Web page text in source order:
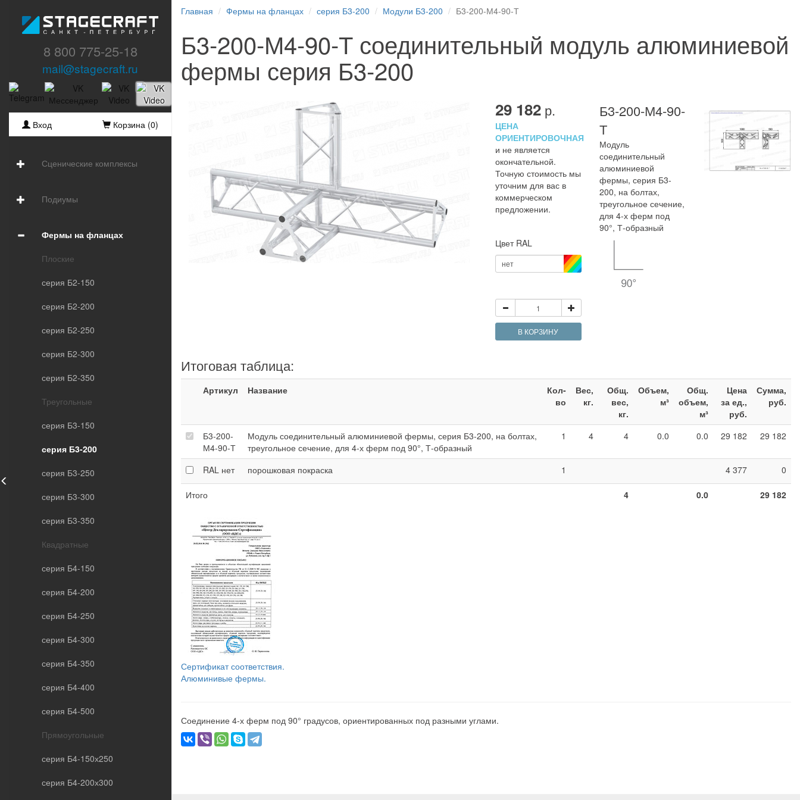
8 800 775-25-18
mail@stagecraft.ru
Вход Корзина (0)
Сценические комплексы
Подиумы
Фермы на фланцах
Плоские
серия Б2-150
серия Б2-200
серия Б2-250
серия Б2-300
серия Б2-350
Треугольные
серия Б3-150
серия Б3-200
серия Б3-250
серия Б3-300
серия Б3-350
Квадратные
серия Б4-150
серия Б4-200
серия Б4-250
серия Б4-300
серия Б4-350
серия Б4-400
серия Б4-500
Прямоугольные
серия Б4-150х250
серия Б4-200х300
Главная Фермы на фланцах серия Б3-200 Модули Б3-200 Б3-200-М4-90-Т
Б3-200-М4-90-Т соединительный модуль алюминиевой
фермы серия Б3-200
29 182 р.
ЦЕНА
ОРИЕНТИРОВОЧНАЯ
и не является
окончательной.
Точную стоимость мы
уточним для вас в
коммерческом
предложении.
Цвет RAL
нет
Б3-200-М4-90-
Т
Модуль
соединительный
алюминиевой
фермы, серия Б3-
200, на болтах,
треугольное сечение,
для 4-х ферм под
90°, Т-образный
В КОРЗИНУ
Итоговая таблица:
Артикул Название
Кол-
во
Вес,
кг.
Общ.
вес,
кг.
Объем,
м³
Общ.
объем,
м³
Цена
за ед.,
руб.
Сумма,
руб.
Б3-200-
М4-90-Т
Модуль соединительный алюминиевой фермы, серия Б3-200, на болтах,
треугольное сечение, для 4-х ферм под 90°, Т-образный
1 4 4 0.0 0.0 29 182 29 182
RAL нет порошковая покраска 1 4 377 0
Итого 4 0.0 29 182
Сертификат соответствия.
Алюминивые фермы.
Соединение 4-х ферм под 90° градусов, ориентированных под разными углами.